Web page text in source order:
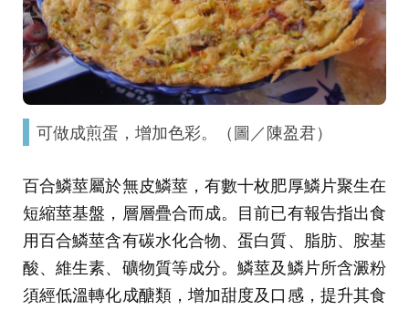
可做成煎蛋，增加色彩。（圖／陳盈君）
百合鱗莖屬於無皮鱗莖，有數十枚肥厚鱗片聚生在
短縮莖基盤，層層疊合而成。目前已有報告指出食
用百合鱗莖含有碳水化合物、蛋白質、脂肪、胺基
酸、維生素、礦物質等成分。鱗莖及鱗片所含澱粉
須經低溫轉化成醣類，增加甜度及口感，提升其食